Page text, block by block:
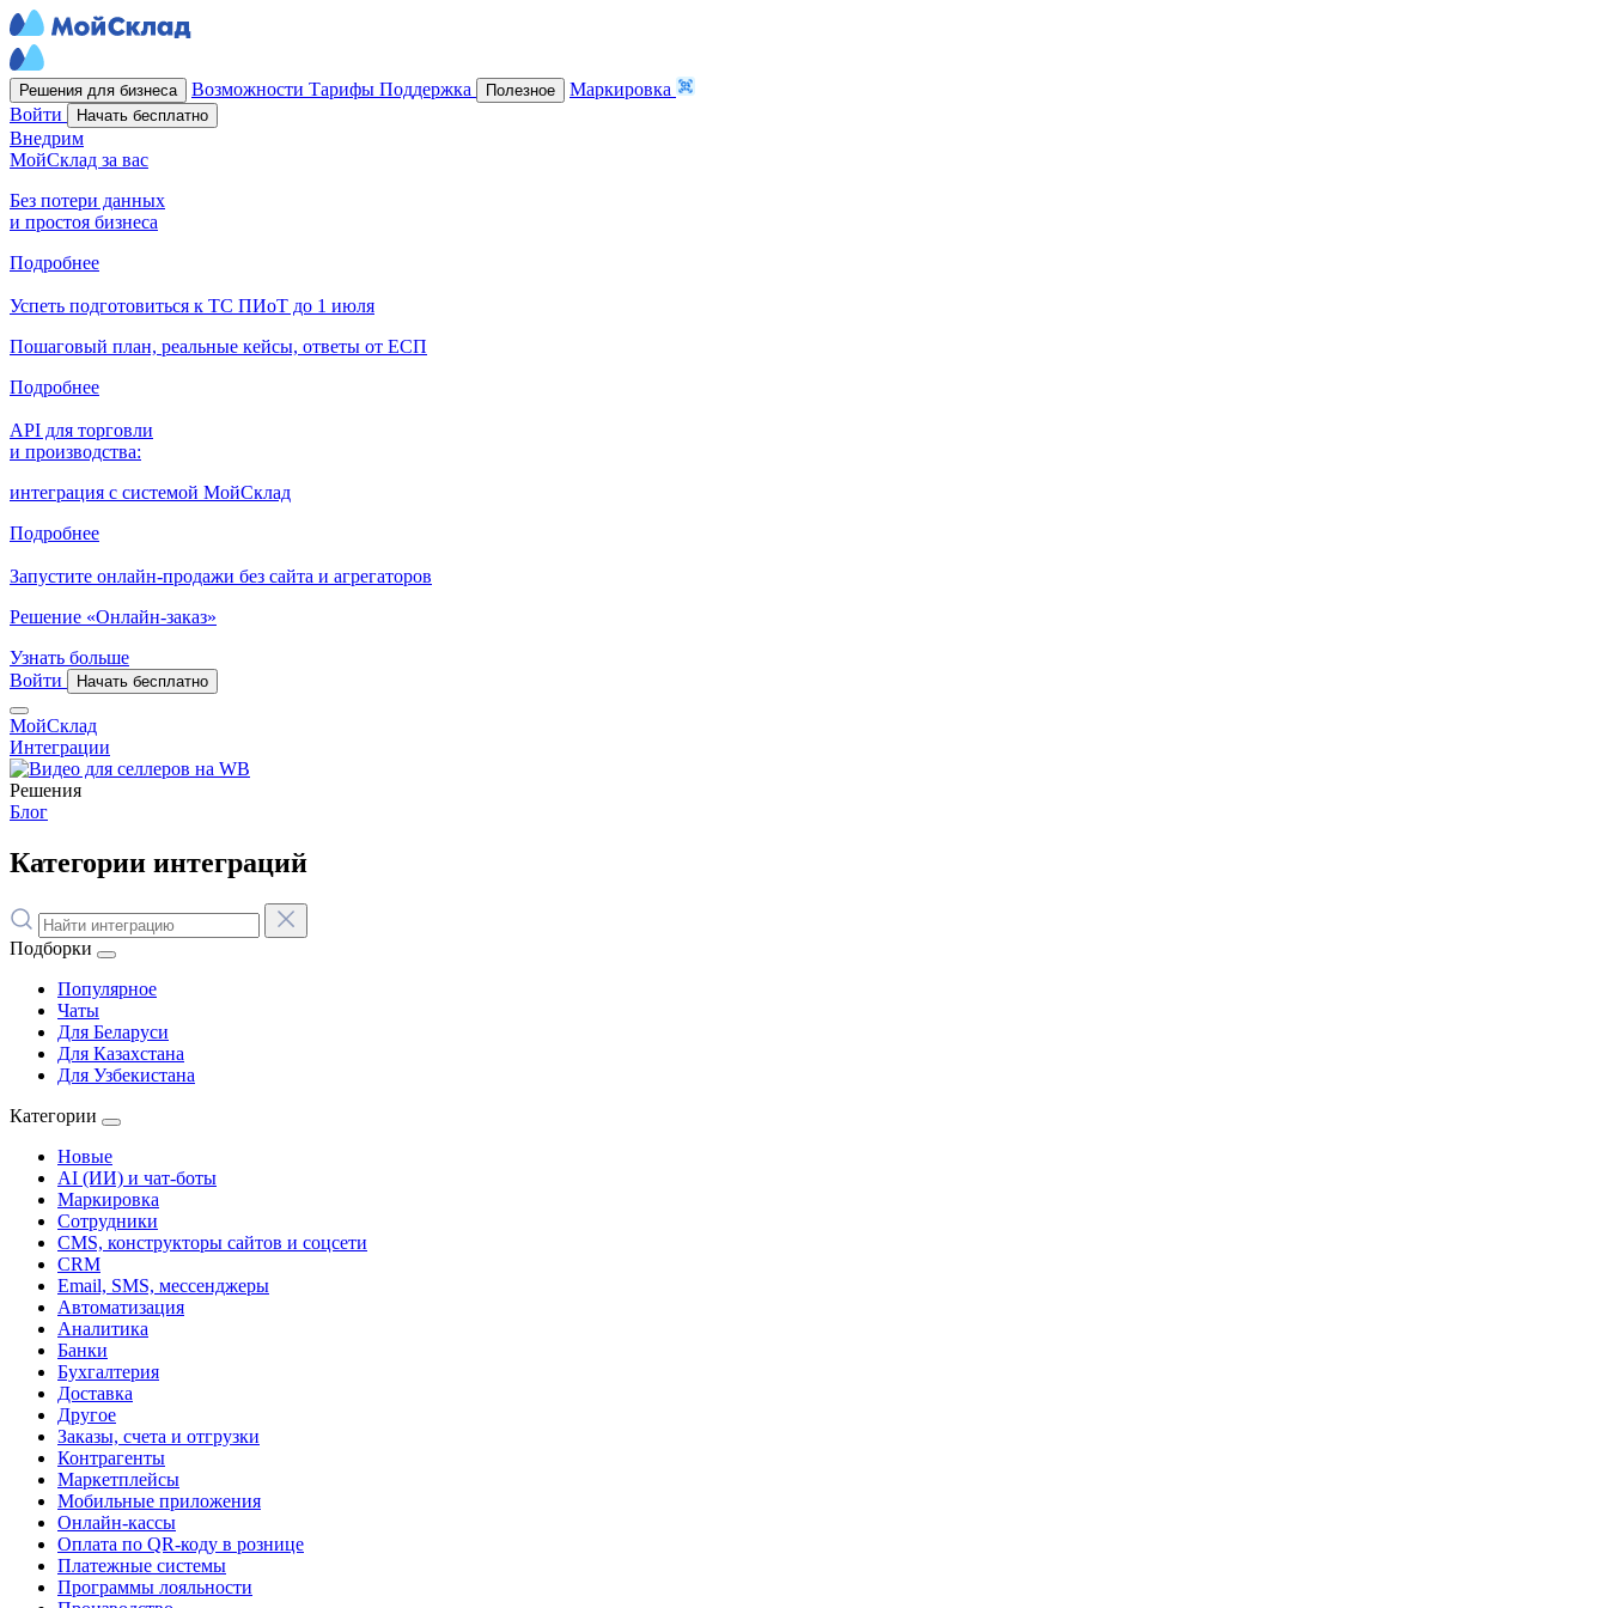
Решения для бизнеса Возможности Тарифы Поддержка Полезное
Маркировка
Войти
Начать бесплатно
Внедрим
МойСклад за вас
Без потери данных
и простоя бизнеса
Подробнее
Успеть подготовиться к ТС ПИоТ до 1 июля
Пошаговый план, реальные кейсы, ответы от ЕСП
Подробнее
API для торговли
и производства:
интеграция с системой МойСклад
Подробнее
Запустите онлайн-продажи без сайта и агрегаторов
Решение «Онлайн-заказ»
Узнать больше
Войти
Начать бесплатно
МойСклад
Интеграции
Решения
Блог
Категории интеграций
Подборки
Популярное
Чаты
Для Беларуси
Для Казахстана
Для Узбекистана
Категории
Новые
AI (ИИ) и чат-боты
Маркировка
Сотрудники
CMS, конструкторы сайтов и соцсети
CRM
Email, SMS, мессенджеры
Автоматизация
Аналитика
Банки
Бухгалтерия
Доставка
Другое
Заказы, счета и отгрузки
Контрагенты
Маркетплейсы
Мобильные приложения
Онлайн-кассы
Оплата по QR-коду в рознице
Платежные системы
Программы лояльности